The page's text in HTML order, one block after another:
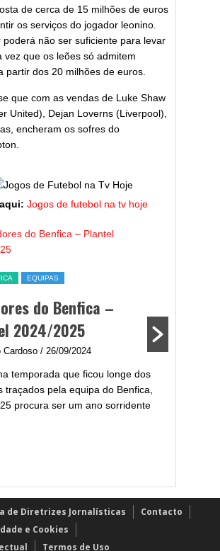
de cerca de 15 milhões de euros
os serviços do jogador leonino.
poderá não ser suficiente para levar
vez que os leões só admitem
partir dos 20 milhões de euros.
que com as vendas de Luke Shaw
United), Dejan Loverns (Liverpool),
encheram os sofres do
Jogos de futebol na tv hoje
EQUIPAS
do Benfica –
2024/2025
Cardoso / 26/09/2024
temporada que ficou longe dos
traçados pela equipa do Benfica,
procura ser um ano sorridente
de Diretrizes Jornalísticas
Contacto
e Cookies
Termos de Uso